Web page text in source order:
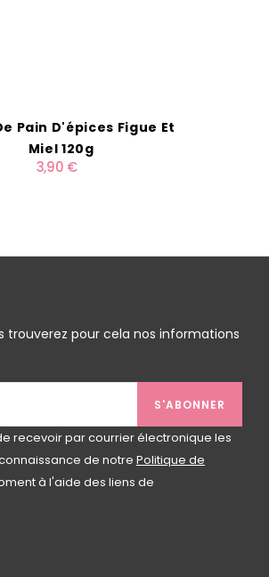
Pain D'épices Figue Et
Miel 120g
3,90 €
trouverez pour cela nos informations
S'ABONNER
recevoir par courrier électronique les
de notre Politique de
à l'aide des liens de